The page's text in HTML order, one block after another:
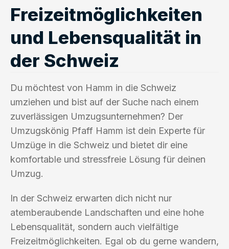
Freizeitmöglichkeiten
und Lebensqualität in
der Schweiz
Du möchtest von Hamm in die Schweiz
umziehen und bist auf der Suche nach einem
zuverlässigen Umzugsunternehmen? Der
Umzugskönig Pfaff Hamm ist dein Experte für
Umzüge in die Schweiz und bietet dir eine
komfortable und stressfreie Lösung für deinen
Umzug.
In der Schweiz erwarten dich nicht nur
atemberaubende Landschaften und eine hohe
Lebensqualität, sondern auch vielfältige
Freizeitmöglichkeiten. Egal ob du gerne wandern,